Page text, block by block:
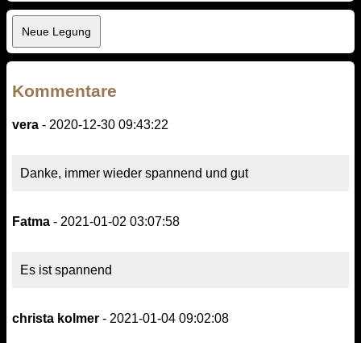
Kommentare
vera - 2020-12-30 09:43:22
Danke, immer wieder spannend und gut
Fatma - 2021-01-02 03:07:58
Es ist spannend
christa kolmer - 2021-01-04 09:02:08